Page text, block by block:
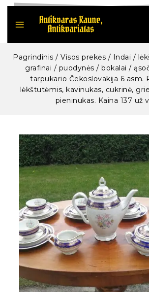
Pagrindinis / Visos prekės / Indai /
grafinai / puodynės / bokalai /
tarpukario Čekoslovakija 6 asm.
lėkštutėmis, kavinukas, cukrinė,
pieninukas. Kaina 137 už